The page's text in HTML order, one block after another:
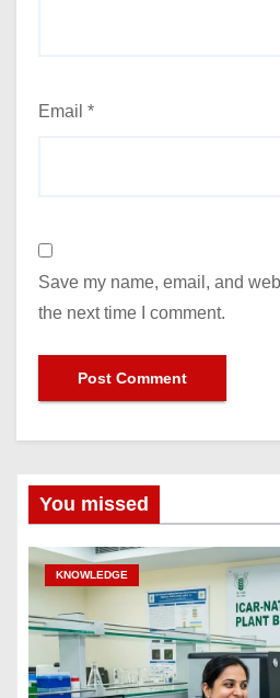
Email *
Save my name, email, and
the next time I comment.
You missed
KNOWLEDGE